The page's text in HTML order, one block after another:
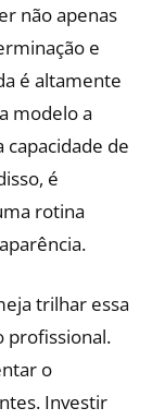
não apenas
e
é altamente
modelo a
de
é
rotina
trilhar essa
profissional.
o
Investir